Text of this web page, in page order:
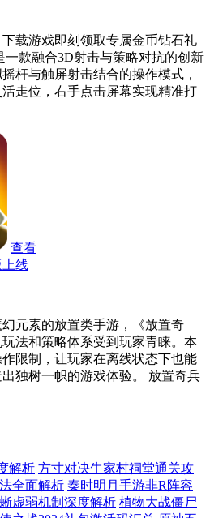
载游戏即刻领取专属金币钻石礼
一款融合3D射击与策略对抗的创新
杆与触屏射击结合的操作模式，
走位，右手点击屏幕实现精准打
查看
线
元素的放置类手游，《放置奇
法和策略体系受到玩家青睐。本
限制，让玩家在离线状态下也能
独树一帜的游戏体验。 放置奇兵
解析 方寸对决牛家村祠堂通关攻
全面解析 秦时明月手游非R阵容
虚弱机制深度解析 植物大战僵尸